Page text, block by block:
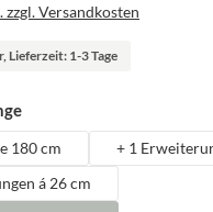
Versandkosten
Lieferzeit: 1-3 Tage
auswählen
180 cm
+ 1
á 26 cm